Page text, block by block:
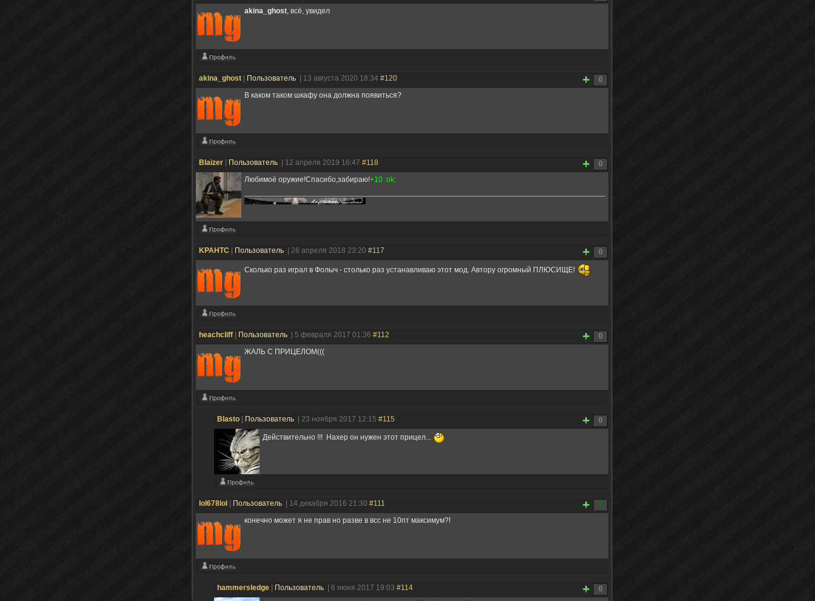
akina_ghost, всё, увидел
0
akina_ghost Пользователь | 13 августа 2020 18:34 #120
В каком таком шкафу она должна появиться?
0
Blaizer Пользователь | 12 апреля 2019 16:47 #118
Любимоё оружие!Спасибо,забираю!+10 :ok:
0
KPAHTC Пользователь | 26 апреля 2018 23:20 #117
Сколько раз играл в Фолыч - столько раз устанавливаю этот мод. Автору огромный ПЛЮСИЩЕ!
0
heachcliff Пользователь | 5 февраля 2017 01:36 #112
ЖАЛЬ С ПРИЦЕЛОМ(((
0
Blasto Пользователь | 23 ноября 2017 12:15 #115
Действительно !!! Нахер он нужен этот прицел...
2
lol678lol Пользователь | 14 декабря 2016 21:30 #111
конечно может я не прав но разве в всс не 10пт максимум?!
0
hammersledge Пользователь | 6 июня 2017 19:03 #114